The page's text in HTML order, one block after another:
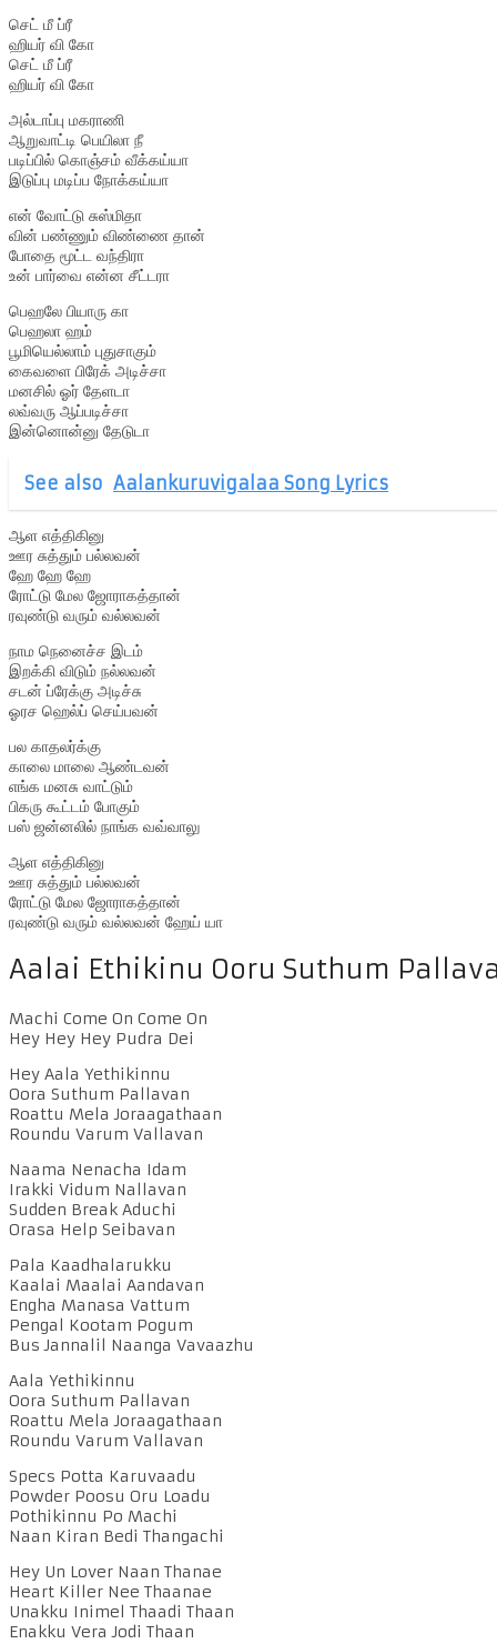
செட் மீ ப்ரீ
ஹியர் வி கோ
செட் மீ ப்ரீ
ஹியர் வி கோ
அல்டாப்பு மகராணி
ஆறுவாட்டி பெயிலா நீ
படிப்பில் கொஞ்சம் வீக்கய்யா
இடுப்பு மடிப்ப நோக்கய்யா
என் வோட்டு சுஸ்மிதா
வின் பண்ணும் விண்ணை தான்
போதை மூட்ட வந்திரா
உன் பார்வை என்ன சீட்டரா
பெஹலே பியாரு கா
பெஹலா ஹம்
பூமியெல்லாம் புதுசாகும்
கைவளை பிரேக் அடிச்சா
மனசில் ஓர் தேளடா
லவ்வரு ஆப்படிச்சா
இன்னொன்னு தேடுடா
See also Aalankuruvigalaa Song Lyrics
ஆள எத்திகினு
ஊர சுத்தும் பல்லவன்
ஹே ஹே ஹே
ரோட்டு மேல ஜோராகத்தான்
ரவுண்டு வரும் வல்லவன்
நாம நெனைச்ச இடம்
இறக்கி விடும் நல்லவன்
சடன் ப்ரேக்கு அடிச்சு
ஓரச ஹெல்ப் செய்பவன்
பல காதலர்க்கு
காலை மாலை ஆண்டவன்
எங்க மனசு வாட்டும்
பிகரு கூட்டம் போகும்
பஸ் ஜன்னலில் நாங்க வவ்வாலு
ஆள எத்திகினு
ஊர சுத்தும் பல்லவன்
ரோட்டு மேல ஜோராகத்தான்
ரவுண்டு வரும் வல்லவன் ஹேய் யா
Aalai Ethikinu Ooru Suthum
Machi Come On Come On
Hey Hey Hey Pudra Dei
Hey Aala Yethikinnu
Oora Suthum Pallavan
Roattu Mela Joraagathaan
Roundu Varum Vallavan
Naama Nenacha Idam
Irakki Vidum Nallavan
Sudden Break Aduchi
Orasa Help Seibavan
Pala Kaadhalarukku
Kaalai Maalai Aandavan
Engha Manasa Vattum
Pengal Kootam Pogum
Bus Jannalil Naanga Vavaazhu
Aala Yethikinnu
Oora Suthum Pallavan
Roattu Mela Joraagathaan
Roundu Varum Vallavan
Specs Potta Karuvaadu
Powder Poosu Oru Loadu
Pothikinnu Po Machi
Naan Kiran Bedi Thangachi
Hey Un Lover Naan Thanae
Heart Killer Nee Thaanae
Unakku Inimel Thaadi Thaan
Enakku Vera Jodi Thaan